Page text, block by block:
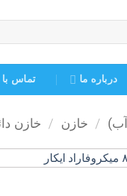
درباره ما تماس با
/ خازن / خازن